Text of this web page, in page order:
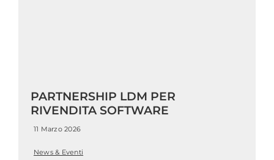
PARTNERSHIP LDM PER
RIVENDITA SOFTWARE
11 Marzo 2026
News & Eventi